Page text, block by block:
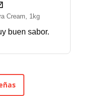
Cream, 1kg
buen sabor.